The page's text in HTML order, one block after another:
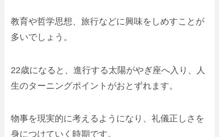
教育や哲学思想、旅行などに興味をしめすことが
多いでしょう。
22歳になると、進行する太陽がやぎ座へ入り、人
生のターニングポイントがおとずれます。
物事を現実的に考えるようになり、礼儀正しさを
身につけていく時期です。